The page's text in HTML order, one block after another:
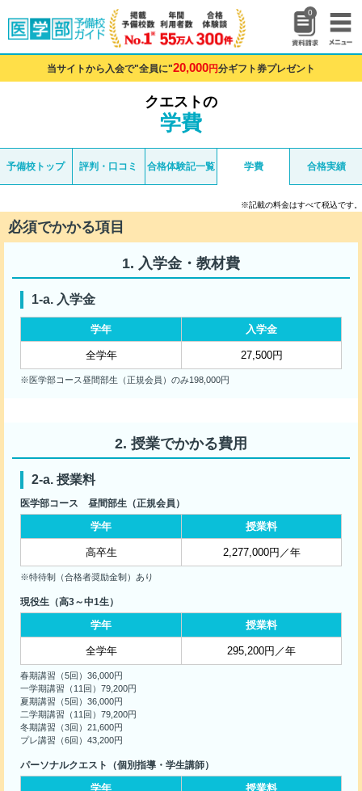
0
当サイトから入会で"全員に"20,000円分ギフト券プレゼント
クエストの
学費
予備校トップ 評判・口コミ 合格体験記一覧 学費 合格実績
※記載の料金はすべて税込です。
必須でかかる項目
入学金・教材費
入学金
学年 入学金
全学年 27,500円
※医学部コース昼間部生（正規会員）のみ198,000円
授業でかかる費用
授業料
医学部コース 昼間部生（正規会員）
学年 授業料
高卒生 2,277,000円／年
※特待制（合格者奨励金制）あり
現役生（高3～中1生）
学年 授業料
全学年 295,200円／年
春期講習（5回）36,000円
一学期講習（11回）79,200円
夏期講習（5回）36,000円
二学期講習（11回）79,200円
冬期講習（3回）21,600円
プレ講習（6回）43,200円
パーソナルクエスト（個別指導・学生講師）
学年 授業料